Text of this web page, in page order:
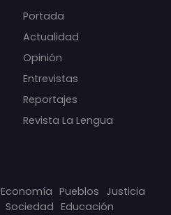
Portada
Actualidad
Opinión
Entrevistas
Reportajes
Revista La Lengua
Economía Pueblos Justicia
Sociedad Educación